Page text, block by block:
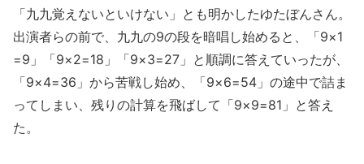
「九九覚えないといけない」とも明かしたゆたぼんさん。
出演者らの前で、九九の9の段を暗唱し始めると、「9×1
=9」「9×2=18」「9×3=27」と順調に答えていったが、
「9×4=36」から苦戦し始め、「9×6=54」の途中で詰ま
ってしまい、残りの計算を飛ばして「9×9=81」と答え
た。